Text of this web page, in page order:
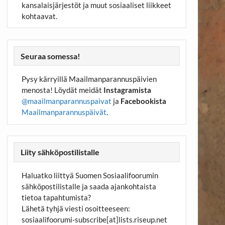
kansalaisjärjestöt ja muut sosiaaliset liikkeet
kohtaavat.
Seuraa somessa!
Pysy kärryillä Maailmanparannuspäivien
menosta! Löydät meidät Instagramista
@maailmanparannuspaivat ja Facebookista
Maailmanparannuspäivät.
Liity sähköpostilistalle
Haluatko liittyä Suomen Sosiaalifoorumin
sähköpostilistalle ja saada ajankohtaista
tietoa tapahtumista?
Lähetä tyhjä viesti osoitteeseen:
sosiaalifoorumi-subscribe[at]lists.riseup.net